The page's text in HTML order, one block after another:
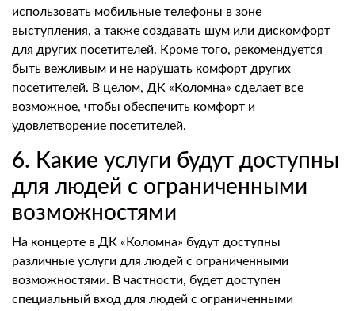
использовать мобильные телефоны в зоне
выступления, а также создавать шум или дискомфорт
для других посетителей. Кроме того, рекомендуется
быть вежливым и не нарушать комфорт других
посетителей. В целом, ДК «Коломна» сделает все
возможное, чтобы обеспечить комфорт и
удовлетворение посетителей.
6. Какие услуги будут доступны
для людей с ограниченными
возможностями
На концерте в ДК «Коломна» будут доступны
различные услуги для людей с ограниченными
возможностями. В частности, будет доступен
специальный вход для людей с ограниченными